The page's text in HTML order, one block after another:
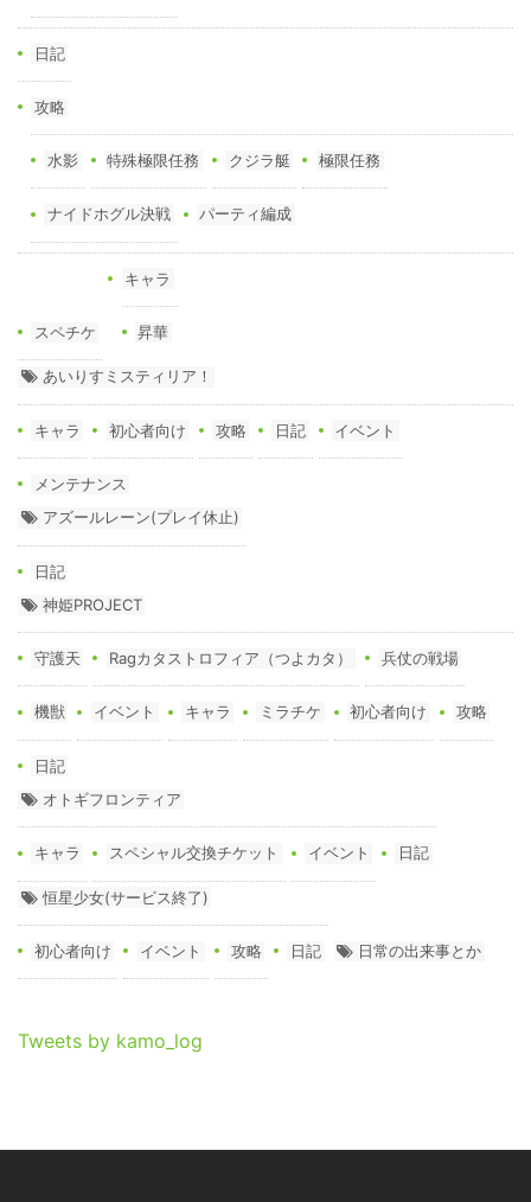
日記
攻略
水影 特殊極限任務 クジラ艇 極限任務
ナイドホグル決戦 パーティ編成
スペチケ
キャラ
昇華
あいりすミスティリア！
キャラ 初心者向け 攻略 日記 イベント
メンテナンス
アズールレーン(プレイ休止)
日記
神姫PROJECT
守護天 Ragカタストロフィア（つよカタ） 兵仗の戦場
機獣 イベント キャラ ミラチケ 初心者向け 攻略
日記
オトギフロンティア
キャラ スペシャル交換チケット イベント 日記
恒星少女(サービス終了)
初心者向け イベント 攻略 日記 日常の出来事とか
Tweets by kamo_log